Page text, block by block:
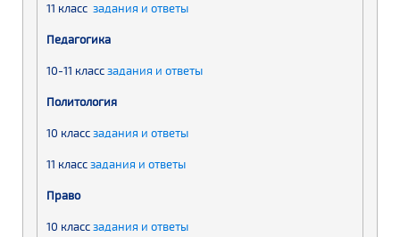
11 класс задания и ответы
Педагогика
10-11 классзадания и ответы
Политология
10 классзадания и ответы
11 классзадания и ответы
Право
10 классзадания и ответы